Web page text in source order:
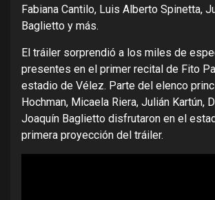
Fabiana Cantilo, Luis Alberto Spinetta,
Baglietto y más.
El tráiler sorprendió a los miles de
presentes en el primer recital de Fito
estadio de Vélez. Parte del elenco
Hochman, Micaela Riera, Julián Kartún,
Joaquín Baglietto disfrutaron en el
primera proyección del tráiler.